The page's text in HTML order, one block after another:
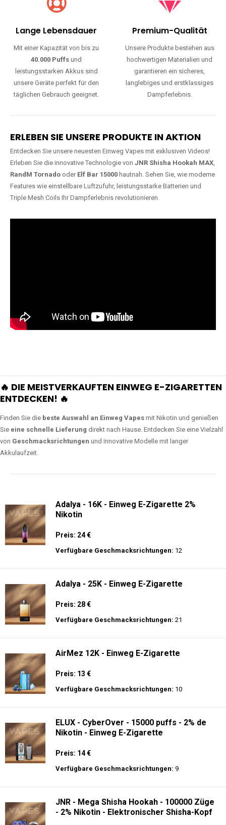
Lange Lebensdauer
Mit einer Kapazität von bis zu
40.000 Puffs und
leistungsstarken Akkus sind
unsere Geräte perfekt für den
täglichen Gebrauch geeignet.
Premium-Qualität
Unsere Produkte bestehen aus
hochwertigen Materialien und
garantieren ein sicheres,
langlebiges und erstklassiges
Dampferlebnis.
ERLEBEN SIE UNSERE PRODUKTE IN AKTION
Entdecken Sie unsere neuesten Einweg Vapes mit exklusiven Videos!
Erleben Sie die innovative Technologie von JNR Shisha Hookah MAX,
RandM Tornado oder Elf Bar 15000 hautnah. Sehen Sie, wie moderne
Features wie einstellbare Luftzufuhr, leistungsstarke Batterien und
Triple Mesh Coils Ihr Dampferlebnis revolutionieren.
🔥 DIE MEISTVERKAUFTEN EINWEG E-ZIGARETTEN
ENTDECKEN! 🔥
Finden Sie die beste Auswahl an Einweg Vapes mit Nikotin und genießen
Sie eine schnelle Lieferung direkt nach Hause. Entdecken Sie eine Vielzahl
von Geschmacksrichtungen und innovative Modelle mit langer
Akkulaufzeit.
Adalya - 16K - Einweg E-Zigarette 2%
Nikotin
Preis: 24 €
Verfügbare Geschmacksrichtungen: 12
Adalya - 25K - Einweg E-Zigarette
Preis: 28 €
Verfügbare Geschmacksrichtungen: 21
AirMez 12K - Einweg E-Zigarette
Preis: 13 €
Verfügbare Geschmacksrichtungen: 10
ELUX - CyberOver - 15000 puffs - 2% de
Nikotin - Einweg E-Zigarette
Preis: 14 €
Verfügbare Geschmacksrichtungen: 9
JNR - Mega Shisha Hookah - 100000 Züge
- 2% Nikotin - Elektronischer Shisha-Kopf